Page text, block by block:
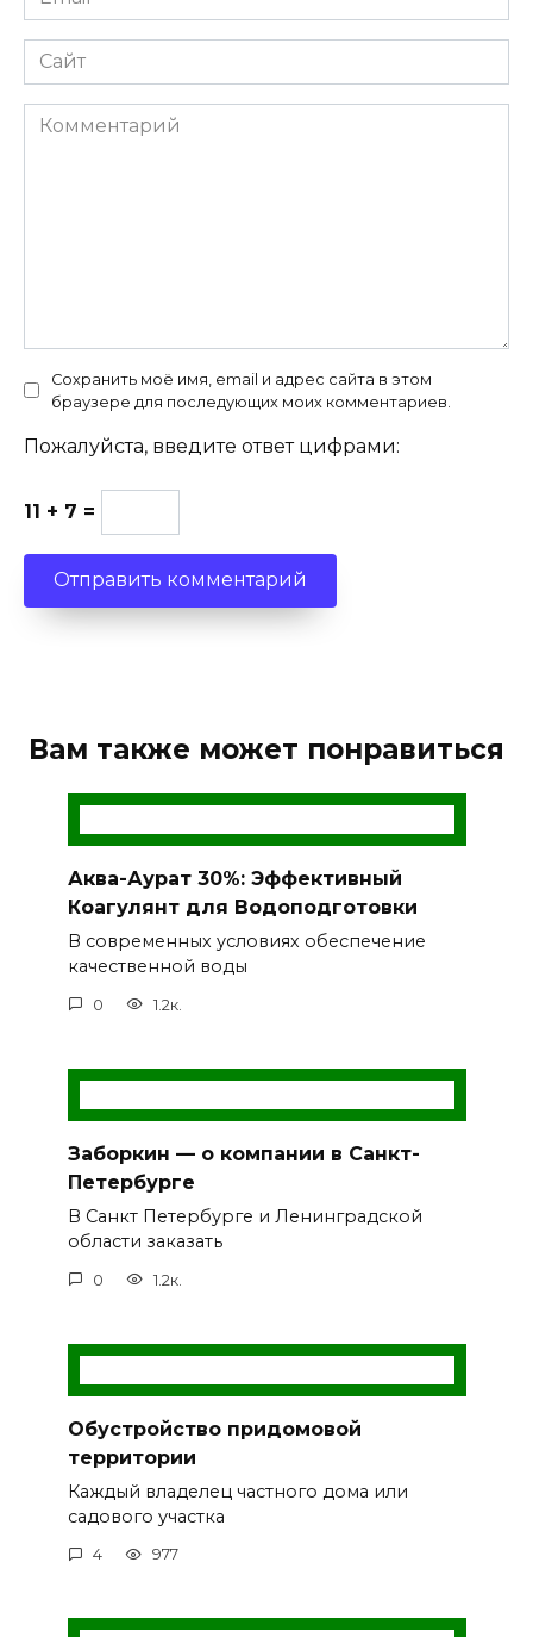
*
Сайт
Комментарий
Сохранить моё имя, email и адрес сайта в этом
браузере для последующих моих комментариев.
Пожалуйста, введите ответ цифрами:
11 + 7 =
Вам также может понравиться
Аква-Аурат 30%: Эффективный
Коагулянт для Водоподготовки
В современных условиях обеспечение
качественной воды
0 1.2к.
Заборкин — о компании в Санкт-
Петербурге
В Санкт Петербурге и Ленинградской
области заказать
0 1.2к.
Обустройство придомовой
территории
Каждый владелец частного дома или
садового участка
4 977